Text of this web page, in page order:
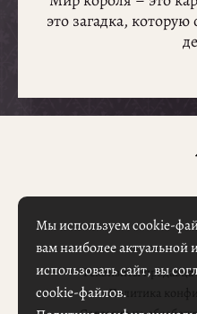
это загадка,
Реквизиты продавца
Политика
Мы используем cookie-
вам наиболее
использовать сайт, вы
cookie-файлов.